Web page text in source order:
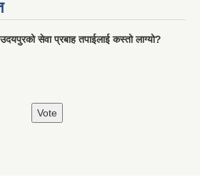
सेवा प्रबाह तपाईलाई कस्तो लाग्यो?